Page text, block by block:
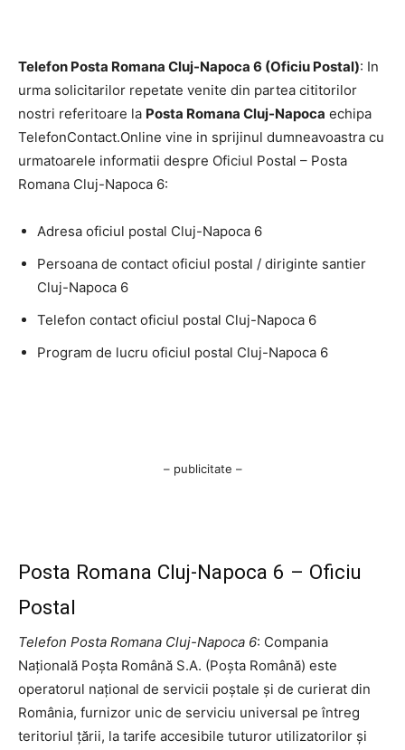
Telefon Posta Romana Cluj-Napoca 6 (Oficiu Postal): In
urma solicitarilor repetate venite din partea cititorilor
nostri referitoare la Posta Romana Cluj-Napoca echipa
TelefonContact.Online vine in sprijinul dumneavoastra cu
urmatoarele informatii despre Oficiul Postal – Posta
Romana Cluj-Napoca 6:
Adresa oficiul postal Cluj-Napoca 6
Persoana de contact oficiul postal / diriginte santier
Cluj-Napoca 6
Telefon contact oficiul postal Cluj-Napoca 6
Program de lucru oficiul postal Cluj-Napoca 6
– publicitate –
Posta Romana Cluj-Napoca 6 – Oficiu
Postal
Telefon Posta Romana Cluj-Napoca 6: Compania
Națională Poșta Română S.A. (Poșta Română) este
operatorul național de servicii poștale și de curierat din
România, furnizor unic de serviciu universal pe întreg
teritoriul țării, la tarife accesibile tuturor utilizatorilor și